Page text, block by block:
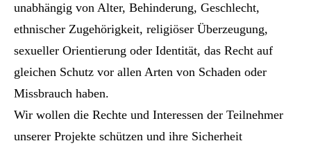
unabhängig von Alter, Behinderung, Geschlecht,
ethnischer Zugehörigkeit, religiöser Überzeugung,
sexueller Orientierung oder Identität, das Recht auf
gleichen Schutz vor allen Arten von Schaden oder
Missbrauch haben.
Wir wollen die Rechte und Interessen der Teilnehmer
unserer Projekte schützen und ihre Sicherheit